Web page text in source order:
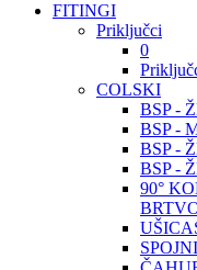
FITINGI
Priključci
0
COLSKI
BSP -
BSP -
BSP -
BSP -
90°